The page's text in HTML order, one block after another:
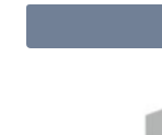
pris